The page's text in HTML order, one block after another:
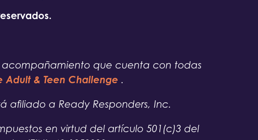
acompañamiento que cuenta con todas
Adult & Teen Challenge .
afiliado a Ready Responders, Inc.
en virtud del artículo 501(c)3 del